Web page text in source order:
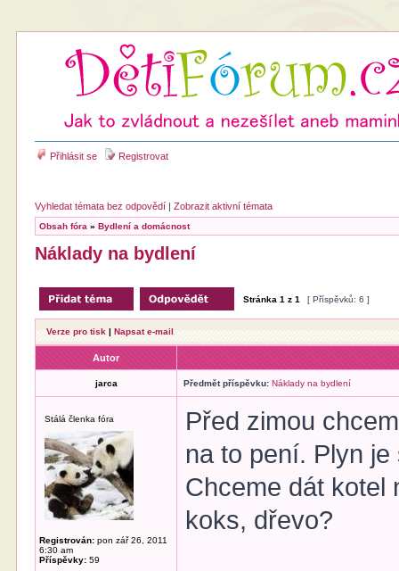
Přihlásit se Registrovat
Vyhledat témata bez odpovědí |Zobrazit aktivní témata
Obsah fóra »Bydlení a domácnost
Náklady na bydlení
Stránka1 z1 [ Příspěvků: 6 ]
Verze pro tisk |Napsat e-mail
Autor
jarca Předmět příspěvku: Náklady na bydlení
Stálá členka fóra
Registrován: pon zář 26, 2011
6:30 am
Příspěvky: 59
Před zimou
na to pení. Plyn
Chceme dát kotel
koks, dřevo?